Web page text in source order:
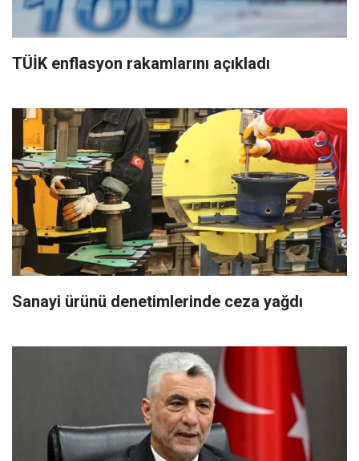
TÜİK enflasyon rakamlarını açıkladı
Sanayi ürünü denetimlerinde ceza yağdı